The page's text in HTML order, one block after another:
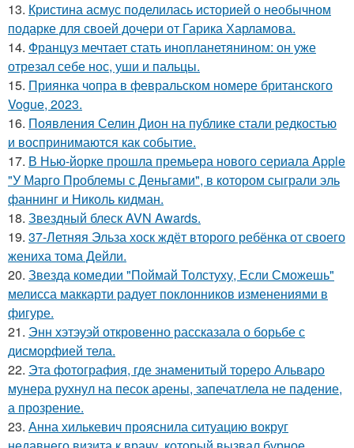
13. Кристина асмус поделилась историей о необычном
подарке для своей дочери от Гарика Харламова.
14. Француз мечтает стать инопланетянином: он уже
отрезал себе нос, уши и пальцы.
15. Приянка чопра в февральском номере британского
Vogue, 2023.
16. Появления Селин Дион на публике стали редкостью
и воспринимаются как событие.
17. В Нью-йорке прошла премьера нового сериала Apple
"У Марго Проблемы с Деньгами", в котором сыграли эль
фаннинг и Николь кидман.
18. Звездный блеск AVN Awards.
19. 37-Летняя Эльза хоск ждёт второго ребёнка от своего
жениха тома Дейли.
20. Звезда комедии "Поймай Толстуху, Если Сможешь"
мелисса маккарти радует поклонников изменениями в
фигуре.
21. Энн хэтэуэй откровенно рассказала о борьбе с
дисморфией тела.
22. Эта фотография, где знаменитый тореро Альваро
мунера рухнул на песок арены, запечатлела не падение,
а прозрение.
23. Анна хилькевич прояснила ситуацию вокруг